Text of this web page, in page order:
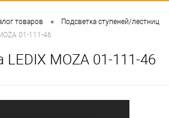
товаров • Подсветка ступеней/лестниц
01-111-46
LEDIX MOZA 01-111-46